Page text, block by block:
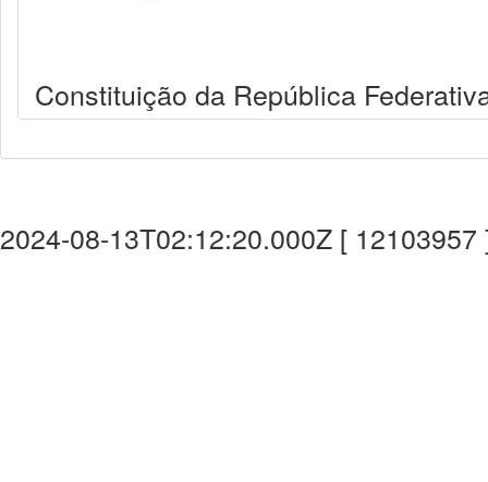
Constituição da República
2024-08-13T02:12:20.000Z [ 12103957